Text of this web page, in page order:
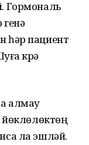
Гормональ
һәр пациент
күрә
алмау
йөклөлөктөң
ла эшләй.